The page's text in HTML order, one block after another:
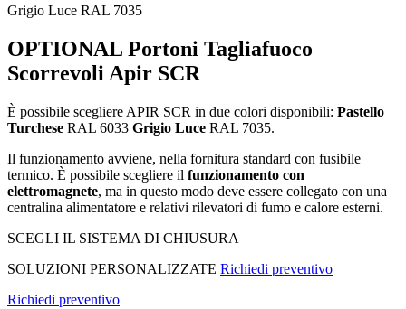
Grigio Luce RAL 7035
OPTIONAL Portoni Tagliafuoco
Scorrevoli Apir SCR
È possibile scegliere APIR SCR in due colori disponibili: Pastello
Turchese RAL 6033 Grigio Luce RAL 7035.
Il funzionamento avviene, nella fornitura standard con fusibile
termico. È possibile scegliere il funzionamento con
elettromagnete, ma in questo modo deve essere collegato con una
centralina alimentatore e relativi rilevatori di fumo e calore esterni.
SCEGLI IL SISTEMA DI CHIUSURA
SOLUZIONI PERSONALIZZATE Richiedi preventivo
Richiedi preventivo